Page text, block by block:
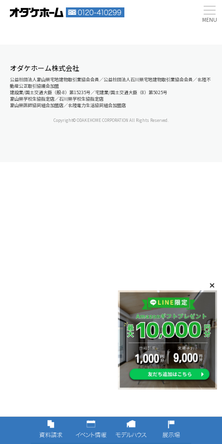
オダケホーム株式会社
公益社団法人富山県宅地建物取引業協会会員／公益社団法人石川県宅地建物取引業協会会員／北陸不
動産公正取引協議会加盟
建設業/国土交通大臣（般-8）第15235号／宅建業/国土交通大臣（8）第5025号
富山県学校生協指定店／石川県学校生協指定店
富山県医師協同組合加盟店／北陸電力生活協同組合加盟店
Copyright© ODAKEHOME CORPORATION All Rights Reserved.